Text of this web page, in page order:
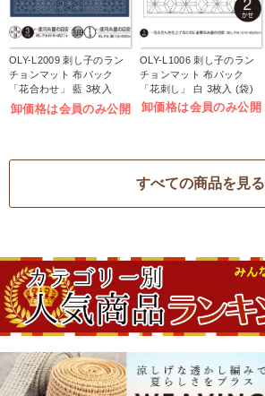
OLY-L2009 刺し子のラン
チョンマット 布パック
「花合わせ」 藍 3枚入
(袋)
卸価格は会員のみ公開
OLY-L1006 刺し子のラン
チョンマット 布パック
「花刺し」 白 3枚入 (袋)
卸価格は会員のみ公開
すべての商品を見る